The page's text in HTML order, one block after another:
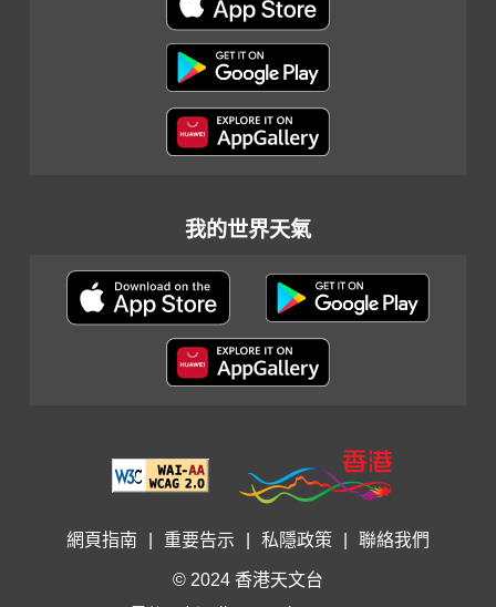
我的世界天氣
網頁指南 重要告示 私隱政策 聯絡我們
© 2024 香港天文台